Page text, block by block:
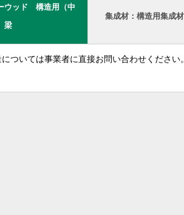
ウッド 構造用（中
梁
集成材：構造用集成材
ついては事業者に直接お問い合わせください